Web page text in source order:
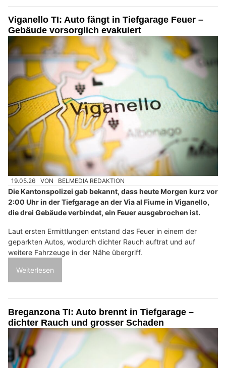
Viganello TI: Auto fängt in Tiefgarage Feuer –
Gebäude vorsorglich evakuiert
19.05.26 VON BELMEDIA REDAKTION
Die Kantonspolizei gab bekannt, dass heute Morgen kurz vor
2:00 Uhr in der Tiefgarage an der Via al Fiume in Viganello,
die drei Gebäude verbindet, ein Feuer ausgebrochen ist.
Laut ersten Ermittlungen entstand das Feuer in einem der
geparkten Autos, wodurch dichter Rauch auftrat und auf
weitere Fahrzeuge in der Nähe übergriff.
Weiterlesen
Breganzona TI: Auto brennt in Tiefgarage –
dichter Rauch und grosser Schaden